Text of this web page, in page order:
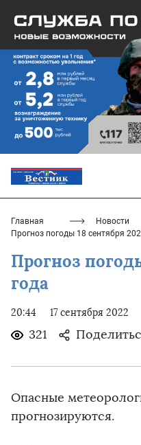
Главная
Новости
Прогноз погоды 18 сентября
Прогноз
года
20:44 17 сентября 2022
321
Опасные
прогнозируются.